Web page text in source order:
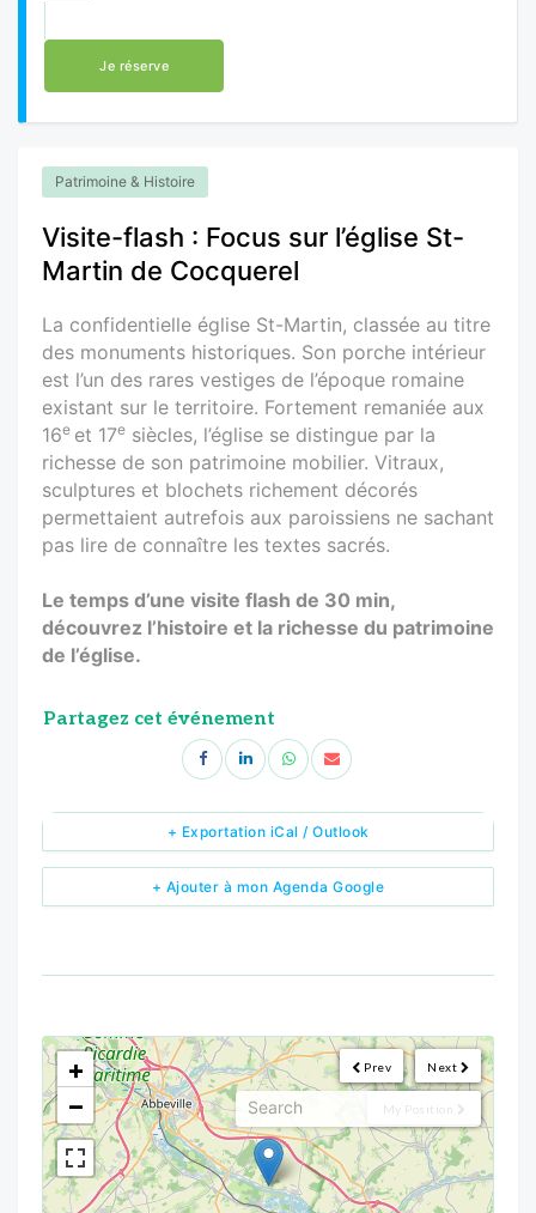
Je réserve
Patrimoine & Histoire
Visite-flash : Focus sur l’église St-
Martin de Cocquerel
La confidentielle église St-Martin, classée au titre
des monuments historiques. Son porche intérieur
est l’un des rares vestiges de l’époque romaine
existant sur le territoire. Fortement remaniée aux
16e et 17e siècles, l’église se distingue par la
richesse de son patrimoine mobilier. Vitraux,
sculptures et blochets richement décorés
permettaient autrefois aux paroissiens ne sachant
pas lire de connaître les textes sacrés.
Le temps d’une visite flash de 30 min,
découvrez l’histoire et la richesse du patrimoine
de l’église.
Partagez cet événement
+ Ajouter à mon Agenda Google
+ Exportation iCal / Outlook
Next
Prev
My Position
<!---->
+
−